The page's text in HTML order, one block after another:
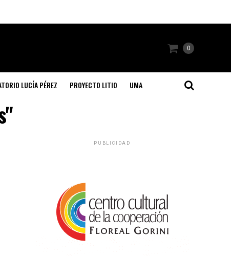
0
LUCÍA PÉREZ PROYECTO LITIO UMA
PUBLICIDAD